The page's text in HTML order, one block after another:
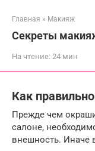
Главная » Макияж
Секреты
На чтение: 24 мин
Как
Прежде чем
салоне,
внешность. Иначе